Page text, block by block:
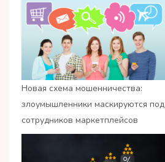
Новая схема мошенничества:
злоумышленники маскируются под
сотрудников маркетплейсов